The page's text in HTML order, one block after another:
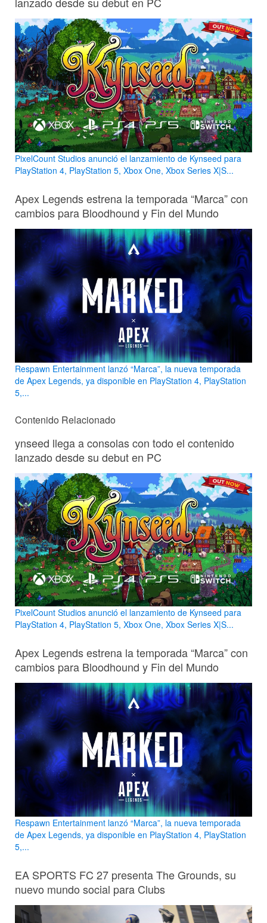
PixelCount Studios anunció el lanzamiento de Kynseed para
PlayStation 4, PlayStation 5, Xbox One, Xbox Series X|S...
Apex Legends estrena la temporada “Marca” con
cambios para Bloodhound y Fin del Mundo
Respawn Entertainment lanzó “Marca”, la nueva temporada
de Apex Legends, ya disponible en PlayStation 4, PlayStation
5,...
Contenido Relacionado
ynseed llega a consolas con todo el contenido
lanzado desde su debut en PC
PixelCount Studios anunció el lanzamiento de Kynseed para
PlayStation 4, PlayStation 5, Xbox One, Xbox Series X|S...
Apex Legends estrena la temporada “Marca” con
cambios para Bloodhound y Fin del Mundo
Respawn Entertainment lanzó “Marca”, la nueva temporada
de Apex Legends, ya disponible en PlayStation 4, PlayStation
5,...
EA SPORTS FC 27 presenta The Grounds, su
nuevo mundo social para Clubs